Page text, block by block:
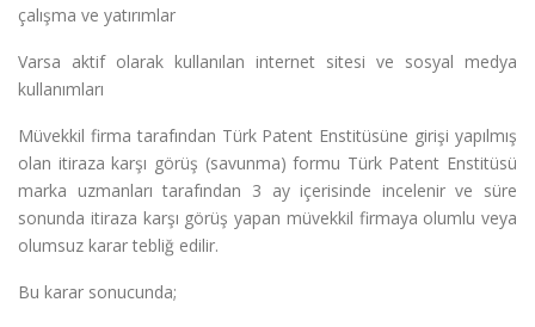
çalışma ve yatırımlar
Varsa aktif olarak kullanılan internet sitesi ve sosyal medya
kullanımları
Müvekkil firma tarafından Türk Patent Enstitüsüne girişi yapılmış
olan itiraza karşı görüş (savunma) formu Türk Patent Enstitüsü
marka uzmanları tarafından 3 ay içerisinde incelenir ve süre
sonunda itiraza karşı görüş yapan müvekkil firmaya olumlu veya
olumsuz karar tebliğ edilir.
Bu karar sonucunda;